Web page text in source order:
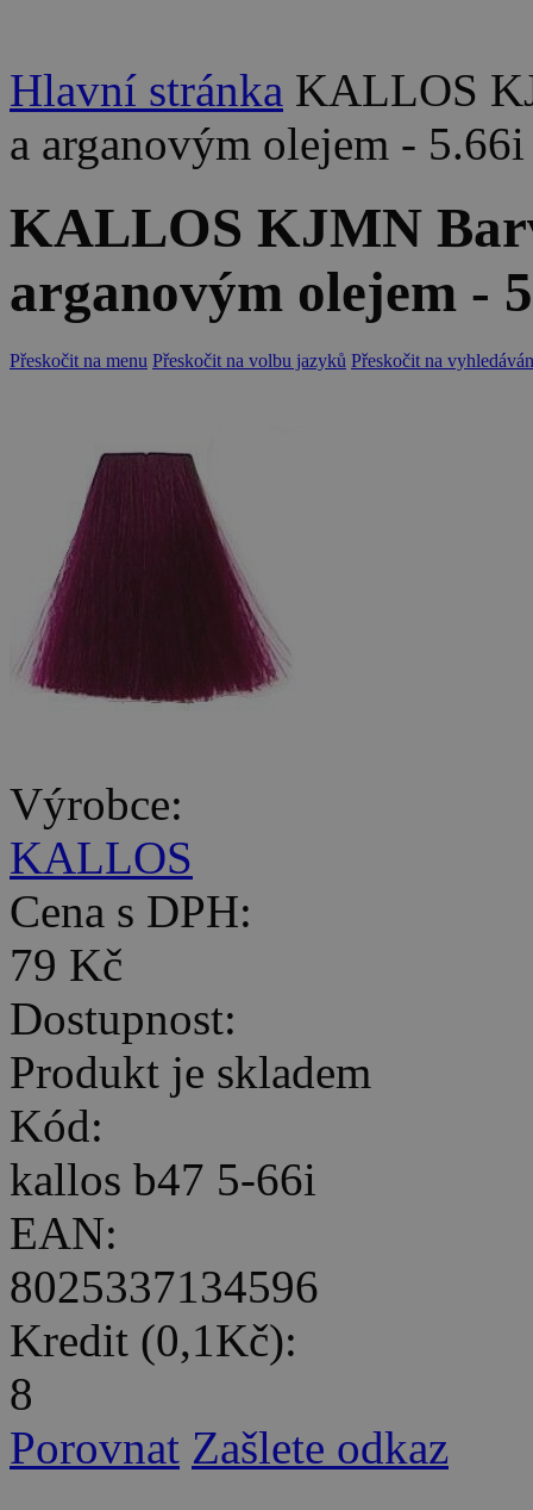
Hlavní stránka KALLOS
a arganovým olejem -
KALLOS KJMN
arganovým olejem -
Přeskočit na menu Přeskočit na volbu jazyků Přeskočit na
Výrobce:
KALLOS
Cena s DPH:
79 Kč
Dostupnost:
Produkt je skladem
Kód:
kallos b47 5-66i
EAN:
8025337134596
Kredit (0,1Kč):
8
Porovnat Zašlete odkaz